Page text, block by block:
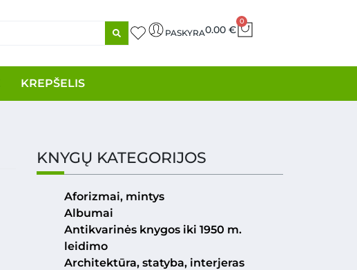
PASKYRA0.00 €
0
KREPŠELIS
KNYGŲ KATEGORIJOS
Aforizmai, mintys
Albumai
Antikvarinės knygos iki 1950 m.
leidimo
Architektūra, statyba, interjeras